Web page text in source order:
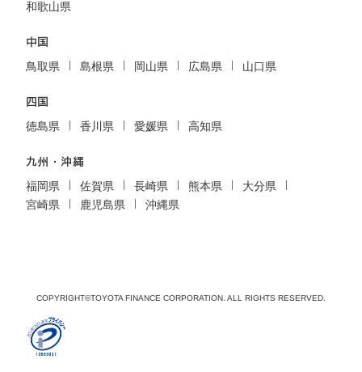
和歌山県
中国
鳥取県 島根県 岡山県 広島県 山口県
四国
徳島県 香川県 愛媛県 高知県
九州・沖縄
福岡県 佐賀県 長崎県 熊本県
大分県
宮崎県
鹿児島県 沖縄県
COPYRIGHT©TOYOTA FINANCE CORPORATION. ALL RIGHTS RESERVED.